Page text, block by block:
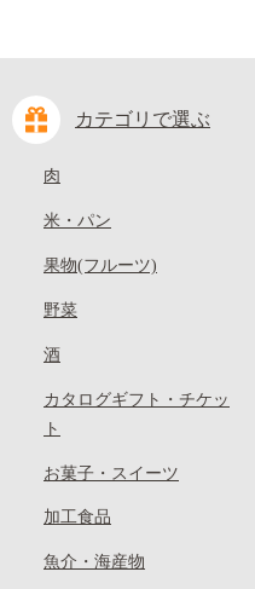
カテゴリで選ぶ
肉
米・パン
果物(フルーツ)
野菜
酒
カタログギフト・チケッ
ト
お菓子・スイーツ
加工食品
魚介・海産物